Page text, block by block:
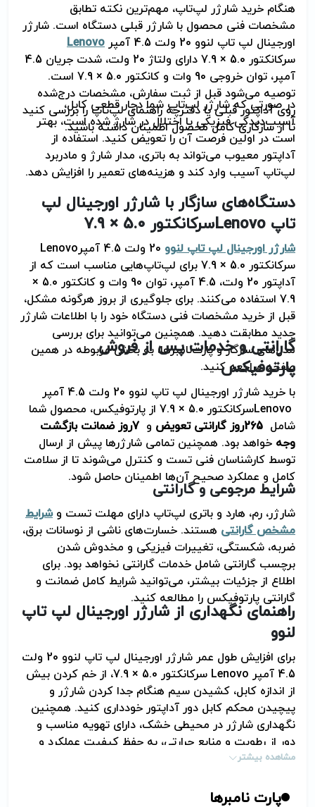
هنگام خرید شارژر لپ‌تاپ، مهم‌ترین نکته تطابق
مشخصات فنی محصول با شارژر قبلی دستگاه است. شارژر
اورجینال لپ تاپ لنوو 20 ولت 4.5 آمپر
Lenovo
سرکانکتور 5.0 × 7.9 دارای ولتاژ 20 ولت، شدت جریان 4.5
آمپر، توان خروجی 90 وات و کانکتور 5.0 × 7.9 است.
توصیه می‌شود قبل از ثبت سفارش، مشخصات درج‌شده
روی آداپتور قبلی یا دفترچه راهنمای لپ‌تاپ را بررسی کنید
تا از سازگاری کامل محصول اطمینان داشته باشید.
در صورتی که شارژر لپ‌تاپ شما دچار قطعی کابل،
آسیب‌دیدگی فیزیکی یا اختلال در شارژ شده است، بهتر
است در اولین فرصت آن را تعویض کنید. استفاده از
آداپتور معیوب می‌تواند به باتری، مدار شارژ و مادربرد
لپ‌تاپ آسیب وارد کند و هزینه‌های تعمیر را افزایش دهد.
دستگاه‌های سازگار با شارژر اورجینال لپ
تاپ Lenovoسرکانکتور 5.0 × 7.9
شارژر اورجینال لپ تاپ لنوو
Lenovo
سرکانکتور 5.0 × 7.9 برای لپ‌تاپ‌هایی مناسب است که از
آداپتور 20 ولت، 4.5 آمپر، توان 90 وات و کانکتور 5.0 ×
7.9 استفاده می‌کنند. برای جلوگیری از بروز هرگونه مشکل،
قبل از خرید مشخصات فنی دستگاه خود را با اطلاعات شارژر
جدید مطابقت دهید. همچنین می‌توانید برای بررسی
مدل‌های سازگار و پارت‌نامبرها، به بخش مربوطه در همین
صفحه مراجعه کنید.
گارانتی و خدمات پس از فروش
پارتوفیکس
با خرید شارژر اورجینال لپ تاپ لنوو 20 ولت 4.5 آمپر
Lenovo
سرکانکتور 5.0 × 7.9 از پارتوفیکس، محصول شما
شامل 265روز گارانتی تعویض و 7روز ضمانت بازگشت
وجه خواهد بود. همچنین تمامی شارژرها پیش از ارسال
توسط کارشناسان فنی تست و کنترل می‌شوند تا از سلامت
کامل و عملکرد صحیح آن‌ها اطمینان حاصل شود.
شرایط مرجوعی و گارانتی
شارژر، رم، هارد و باتری لپ‌تاپ دارای مهلت تست وشرایط
مشخص گارانتی هستند. خسارت‌های ناشی از نوسانات برق،
ضربه، شکستگی، تغییرات فیزیکی و مخدوش شدن
برچسب گارانتی شامل خدمات گارانتی نخواهد بود. برای
اطلاع از جزئیات بیشتر، می‌توانید شرایط کامل ضمانت و
گارانتی پارتوفیکس را مطالعه کنید.
راهنمای نگهداری از شارژر اورجینال لپ تاپ
لنوو
برای افزایش طول عمر شارژر اورجینال لپ تاپ لنوو 20 ولت
4.5 آمپر
Lenovo
سرکانکتور 5.0 × 7.9، از خم کردن بیش
از اندازه کابل، کشیدن سیم هنگام جدا کردن شارژر و
پیچیدن محکم کابل دور آداپتور خودداری کنید. همچنین
نگهداری شارژر در محیطی خشک، دارای تهویه مناسب و
دور از رطوبت و منابع حرارتی، به حفظ کیفیت عملکرد و
افزایش دوام آن کمک می‌کند
مشاهده بیشتر
پارت نامبرها